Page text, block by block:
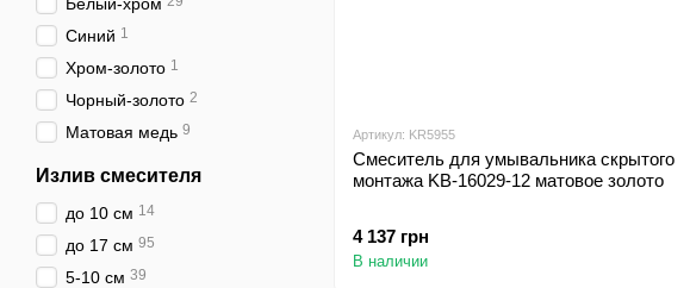
Артикул: KR5955
Смеситель для умывальника скрытого
монтажа KB-16029-12 матовое золото
4 137 грн
В наличии
Синий 1
Хром-золото 1
Чорный-золото 2
Матовая медь 9
Излив смесителя
до 10 см 14
до 17 см 95
5-10 см 39